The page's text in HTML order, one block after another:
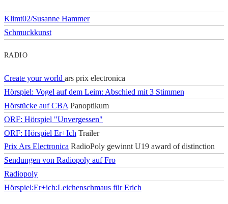
Klimt02/Susanne Hammer
Schmuckkunst
RADIO
Create your world ars prix electronica
Hörspiel: Vogel auf dem Leim: Abschied mit 3 Stimmen
Hörstücke auf CBA Panoptikum
ORF: Hörspiel "Unvergessen"
ORF: Hörspiel Er+Ich Trailer
Prix Ars Electronica RadioPoly gewinnt U19 award of distinction
Sendungen von Radiopoly auf Fro
Radiopoly
Hörspiel:Er+ich:Leichenschmaus für Erich